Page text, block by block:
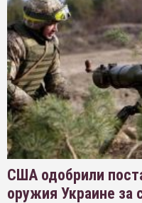
США одобрили
оружия Украине за